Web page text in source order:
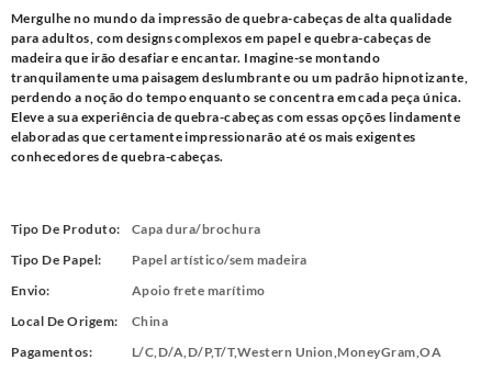
Mergulhe no mundo da impressão de quebra-cabeças de alta qualidade
para adultos, com designs complexos em papel e quebra-cabeças de
madeira que irão desafiar e encantar. Imagine-se montando
tranquilamente uma paisagem deslumbrante ou um padrão hipnotizante,
perdendo a noção do tempo enquanto se concentra em cada peça única.
Eleve a sua experiência de quebra-cabeças com essas opções lindamente
elaboradas que certamente impressionarão até os mais exigentes
conhecedores de quebra-cabeças.
Tipo De Produto:
Capa dura/brochura
Tipo De Papel:
Papel artístico/sem madeira
Envio:
Apoio frete marítimo
Local De Origem:
China
Pagamentos:
L/C,D/A,D/P,T/T,Western Union,MoneyGram,OA